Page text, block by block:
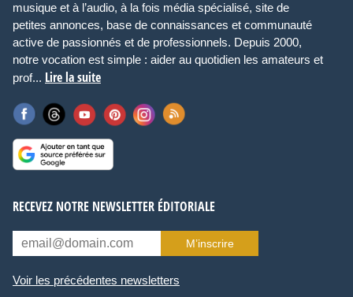
musique et à l’audio, à la fois média spécialisé, site de
petites annonces, base de connaissances et communauté
active de passionnés et de professionnels. Depuis 2000,
notre vocation est simple : aider au quotidien les amateurs et
prof... Lire la suite
RECEVEZ NOTRE NEWSLETTER ÉDITORIALE
M’inscrire
Voir les précédentes newsletters